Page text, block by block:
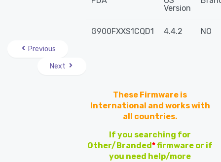
Version
G900FXXS1CQD1 4.4.2 NO
These Firmware is
International and works with
all countries.
If you searching for
Other/Branded*firmware or if
you need help/more
Previous
Next